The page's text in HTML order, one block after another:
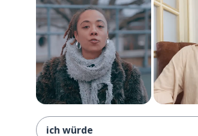
ich würde